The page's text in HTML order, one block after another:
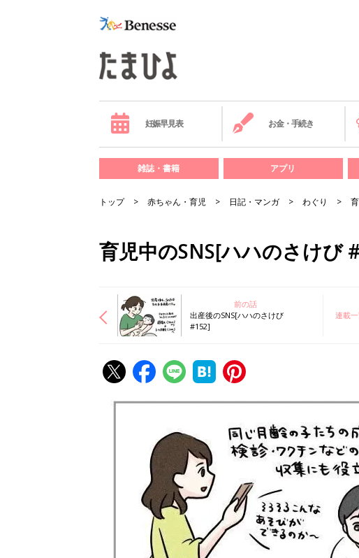
妊娠早見表 お金・手続き
雑誌・書籍 アプリ
トップ 赤ちゃん・育児 日記・マンガ わぐり
育児中のSNS[ハハのさけび
前の話
出産後のSNS[ハハのさけび
#152]
連載